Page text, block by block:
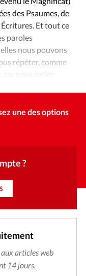
des Psaumes, de
Et tout ce
paroles
nous pouvons
répéter, comme
nous ne les
une des options
?
articles web
14 jours.